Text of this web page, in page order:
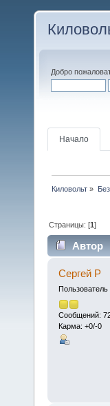
Добро
Начало
Киловольт »
Страницы: [1]
Автор
раз)
Сергей Р
Пользователь
Сообщений:
Карма: +0/-0